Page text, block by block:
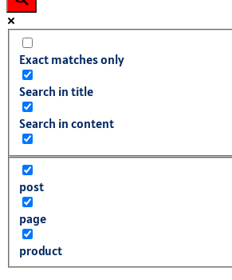
Exact matches only
Search in title
Search in content
post
page
product